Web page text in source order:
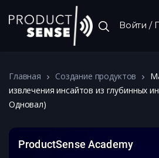
Войти /
Главная Создание продуктов
извлечения инсайтов из глубинных
Одновал)